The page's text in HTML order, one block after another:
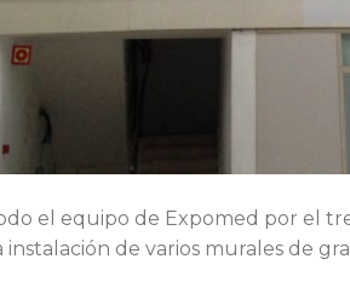
el equipo de Expomed por el
de varios murales de